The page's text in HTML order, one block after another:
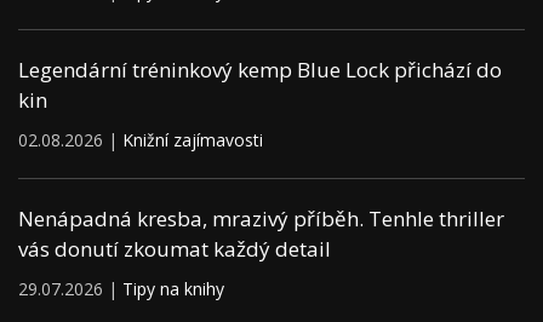
Legendární tréninkový kemp Blue Lock přichází do
kin
02.08.2026 | Knižní zajímavosti
Nenápadná kresba, mrazivý příběh. Tenhle thriller
vás donutí zkoumat každý detail
29.07.2026 | Tipy na knihy